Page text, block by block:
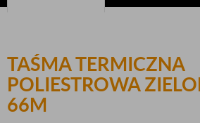
TAŚMA TERMICZNA
POLIESTROWA
66M